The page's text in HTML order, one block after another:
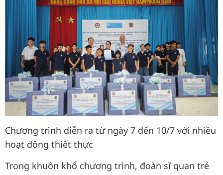
Chương trình diễn ra từ ngày 7 đến 10/7 với nhiều
hoạt động thiết thực
Trong khuôn khổ chương trình, đoàn sĩ quan trẻ